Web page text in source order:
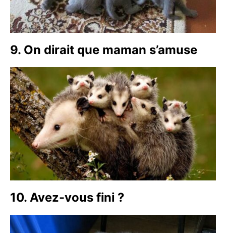
9. On dirait que maman s’amuse
10. Avez-vous fini ?